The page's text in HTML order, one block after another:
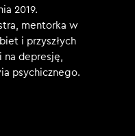
2019.
mentorka w
i przyszłych
na depresję,
psychicznego.